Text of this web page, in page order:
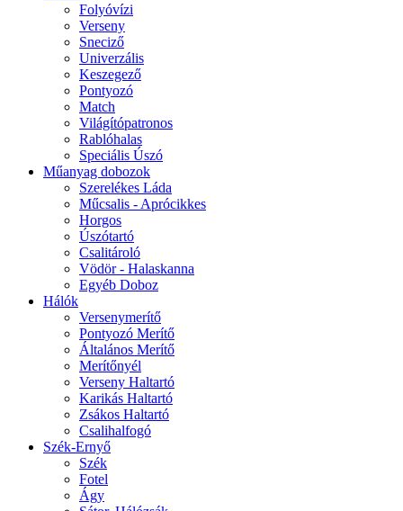
Folyóvízi
Verseny
Sneciző
Univerzális
Keszegező
Pontyozó
Match
Világítópatronos
Rablóhalas
Speciális Úszó
Műanyag dobozok
Szerelékes Láda
Műcsalis - Aprócikkes
Horgos
Úszótartó
Csalitároló
Vödör - Halaskanna
Egyéb Doboz
Hálók
Versenymerítő
Pontyozó Merítő
Általános Merítő
Merítőnyél
Verseny Haltartó
Karikás Haltartó
Zsákos Haltartó
Csalihalfogó
Szék-Ernyő
Szék
Fotel
Ágy